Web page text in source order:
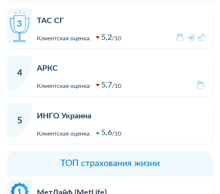
ТАС СГ
Клиентская оценка: 5,2 10
4
АРКС
Клиентская оценка: 5,7 10
5
ИНГО Украина
Клиентская оценка: 5,6 10
ТОП страхования жизни